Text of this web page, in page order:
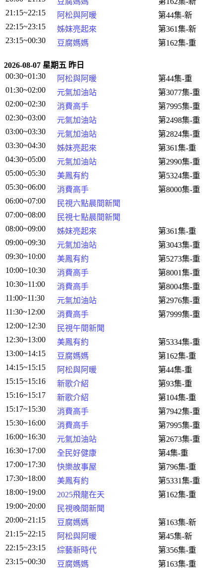
21:15~22:15
阿松與阿暖
第44集-新
22:15~23:15
姊妹亮起來
第361集-新
23:15~00:30
豆腐媽媽 第162集-重
2026-08-07 星期五 昨日
00:30~01:30
阿松與阿暖
第44集-重
01:30~02:00
元氣加油站
第3077集-重
02:00~02:30
消費高手
第7995集-重
02:30~03:00
元氣加油站
第2498集-重
03:00~03:30
元氣加油站
第2824集-重
03:30~04:30
姊妹亮起來
第361集-重
04:30~05:00
元氣加油站
第2990集-重
05:00~05:30
美鳳有約
第5324集-重
05:30~06:00
消費高手
第8000集-重
06:00~07:00
民視六點晨間新聞
07:00~08:00
民視七點晨間新聞
08:00~09:00
姊妹亮起來
第361集-重
09:00~09:30
元氣加油站
第3043集-重
09:30~10:00
美鳳有約
第5273集-重
10:00~10:30
消費高手
第8001集-重
10:30~11:00
消費高手
第8004集-重
11:00~11:30
元氣加油站
第2976集-重
11:30~12:00
消費高手
第7999集-重
12:00~12:30
民視午間新聞
12:30~13:00
美鳳有約
第5334集-重
13:00~14:15
豆腐媽媽
第162集-重
14:15~15:15
阿松與阿暖
第44集-重
15:15~15:16
新歌介紹
第93集-重
15:16~15:17
新歌介紹
第104集-重
15:17~15:30
消費高手
第7942集-重
15:30~16:00
消費高手
第7995集-重
16:00~16:30
元氣加油站
第2673集-重
16:30~17:00
全民好健康
第4集-重
17:00~17:30
快樂故事屋
第796集-重
17:30~18:00
美鳳有約
第5331集-重
18:00~19:00
2025飛龍在天
第162集-重
19:00~20:00
民視晚間新聞
20:00~21:15
豆腐媽媽
第163集-新
21:15~22:15
阿松與阿暖
第45集-新
22:15~23:15
綜藝新時代
第356集-重
23:15~00:30
豆腐媽媽 第163集-重